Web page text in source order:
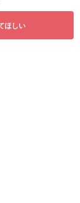
ほしい